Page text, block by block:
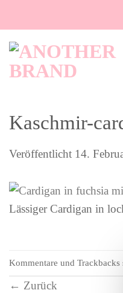
springen
Kaschmir-
Veröffentlicht 14.
Lässiger Cardigan in
Kommentare und Trackbacks
← Zurück